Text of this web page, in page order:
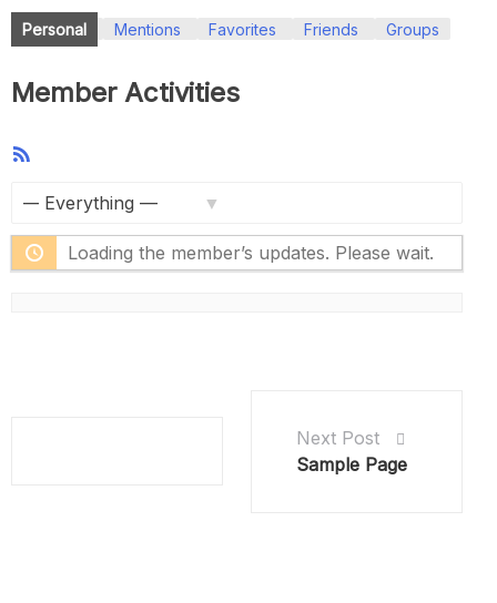
Personal Mentions Favorites Friends Groups
Member Activities
Loading the member’s updates. Please wait.
Next Post
Sample Page